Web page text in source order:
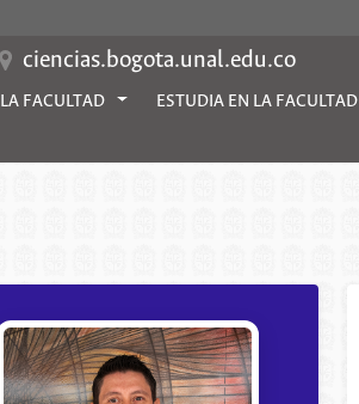
ciencias.bogota.unal.edu.co
LA FACULTAD ESTUDIA EN LA FACULTAD